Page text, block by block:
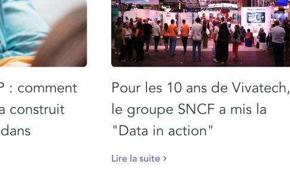
: comment
construit
Pour les 10 ans de Vivatech,
le groupe SNCF a mis la
"Data in action"
Lire la suite